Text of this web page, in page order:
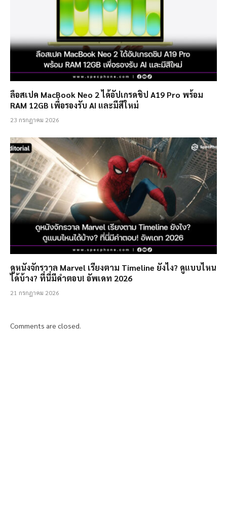
ลือสเปค MacBook Neo 2 ได้อัปเกรดชิป A19 Pro พร้อม
RAM 12GB เพื่อรองรับ AI และมีสีใหม่
23 กรกฎาคม 2026
ดูหนังจักรวาล Marvel เรียงตาม Timeline ยังไง? ดูแบบไหน
ได้บ้าง? ที่นี่มีคำตอบ! อัพเดท 2026
21 กรกฎาคม 2026
Comments are closed.